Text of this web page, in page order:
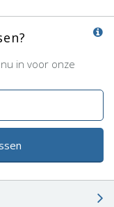
in voor onze